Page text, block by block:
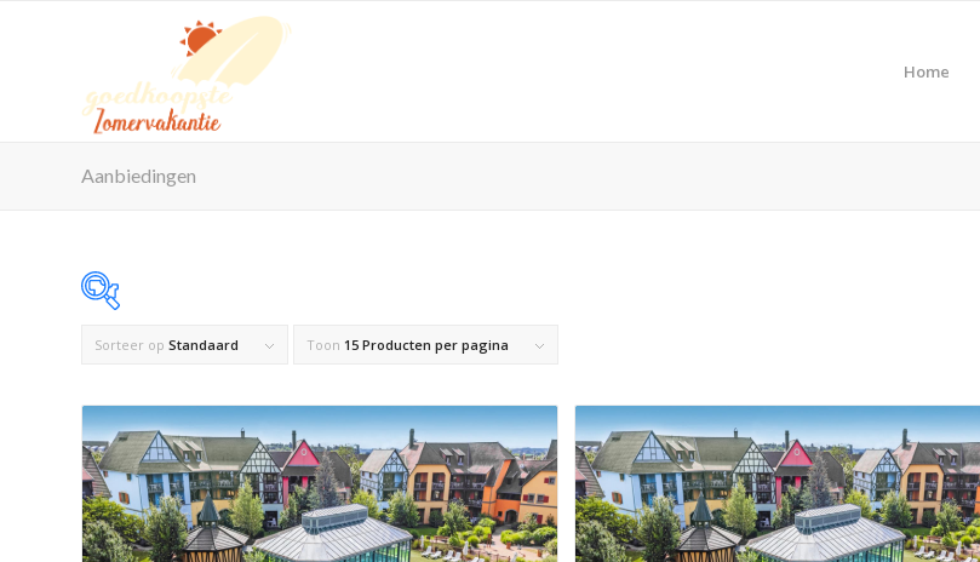
Home
Aanbiedingen
Op voorraad
Product Maximaal aantal personen Product Prijs vanaf €
Product Reisorganisatie Product Type vakantie
Product Zwembad
Sorteer op Standaard Toon 15 Producten per pagina